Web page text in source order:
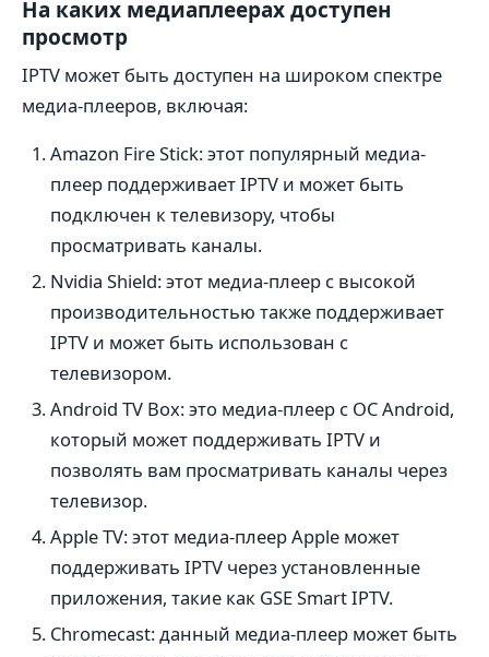
На каких медиаплеерах доступен
просмотр
IPTV может быть доступен на широком спектре
медиа-плееров, включая:
Amazon Fire Stick: этот популярный медиа-
плеер поддерживает IPTV и может быть
подключен к телевизору, чтобы
просматривать каналы.
Nvidia Shield: этот медиа-плеер с высокой
производительностью также поддерживает
IPTV и может быть использован с
телевизором.
Android TV Box: это медиа-плеер с ОС Android,
который может поддерживать IPTV и
позволять вам просматривать каналы через
телевизор.
Apple TV: этот медиа-плеер Apple может
поддерживать IPTV через установленные
приложения, такие как GSE Smart IPTV.
Chromecast: данный медиа-плеер может быть